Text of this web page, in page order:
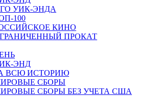
ГО УИК-ЭНДА
100
КИНО
ПРОКАТ
ЭНД
ВСЮ ИСТОРИЮ
СБОРЫ
СБОРЫ БЕЗ УЧЕТА США